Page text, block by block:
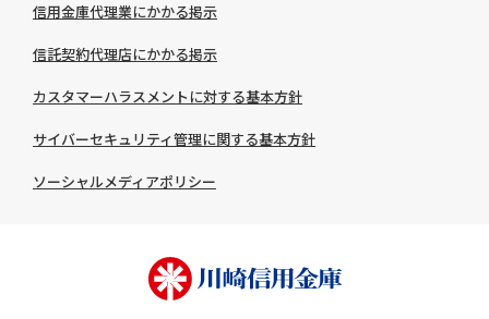
信用金庫代理業にかかる掲示
信託契約代理店にかかる掲示
カスタマーハラスメントに対する基本方針
サイバーセキュリティ管理に関する基本方針
ソーシャルメディアポリシー